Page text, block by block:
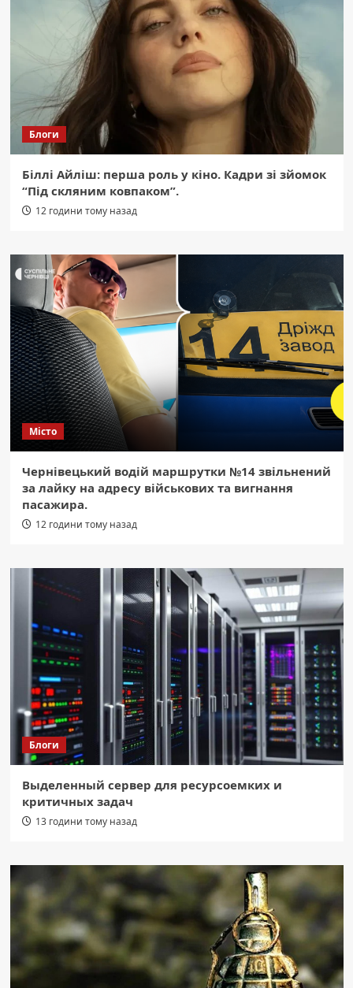
Блоги
Біллі Айліш: перша роль у кіно. Кадри зі зйомок
“Під скляним ковпаком”.
12 години тому назад
Місто
Чернівецький водій маршрутки №14 звільнений
за лайку на адресу військових та вигнання
пасажира.
12 години тому назад
Блоги
Выделенный сервер для ресурсоемких и
критичных задач
13 години тому назад